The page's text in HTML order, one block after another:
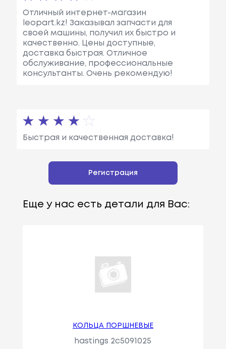
Отличный интернет-магазин
leopart.kz! Заказывал запчасти для
своей машины, получил их быстро и
качественно. Цены доступные,
доставка быстрая. Отличное
обслуживание, профессиональные
консультанты. Очень рекомендую!
Быстрая и качественная доставка!
Регистрация
Еще у нас есть детали для Вас:
КОЛЬЦА ПОРШНЕВЫЕ
hastings 2c5091025